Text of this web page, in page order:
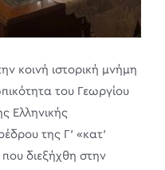
κοινή ιστορική μνήμη
του Γεωργίου
Ελληνικής
της Γ’ «κατ’
διεξήχθη στην